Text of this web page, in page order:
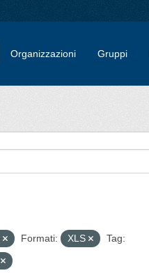
Organizzazioni Gruppi
Formati: XLS
Tag: